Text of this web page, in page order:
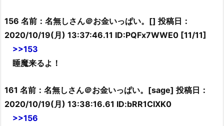
156 名前：名無しさん＠お金いっぱい。[] 投稿日：
2020/10/19(月) 13:37:46.11 ID:PQFx7WWE0 [11/11]
>>153
睡魔来るよ！
161 名前：名無しさん＠お金いっぱい。[sage] 投稿日：
2020/10/19(月) 13:38:16.61 ID:bRR1CIXK0
>>156